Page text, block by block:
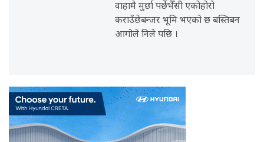
वाहामै मुर्छा पर्छेभैँसी एकोहोरो
कराउँछेबन्जर भूमि भएको छ बस्तिबन
आगोले निले पछि ।